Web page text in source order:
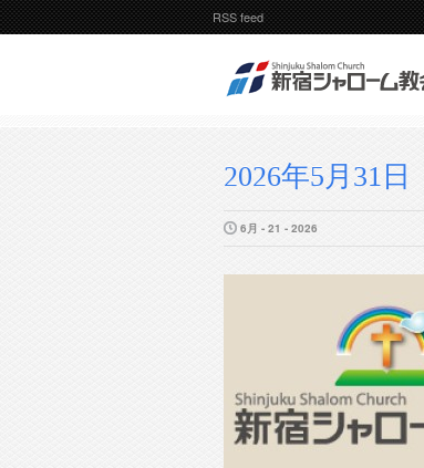
RSS feed
2026年5月31
6月 - 21 - 2026